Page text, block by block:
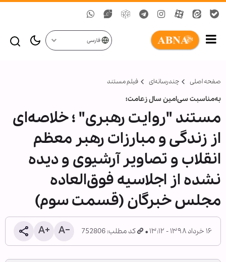
فارسی
صفحه اصلی چندرسانه‌ای فیلم مستند
به‌مناسبت سی‌امین سال زعامت؛
مستند "روایت رهبری" ؛ خلاصه‌ای
از زندگی و مبارزات رهبر معظم
انقلاب و تصاویر آرشیوی و دیده
نشده‌ از اجلاسیه فوق‌العاده
مجلس خبرگان (قسمت سوم)
۱۶ خرداد ۱۳۹۸ - ۱۳:۱۲ کد مطلب: 752806